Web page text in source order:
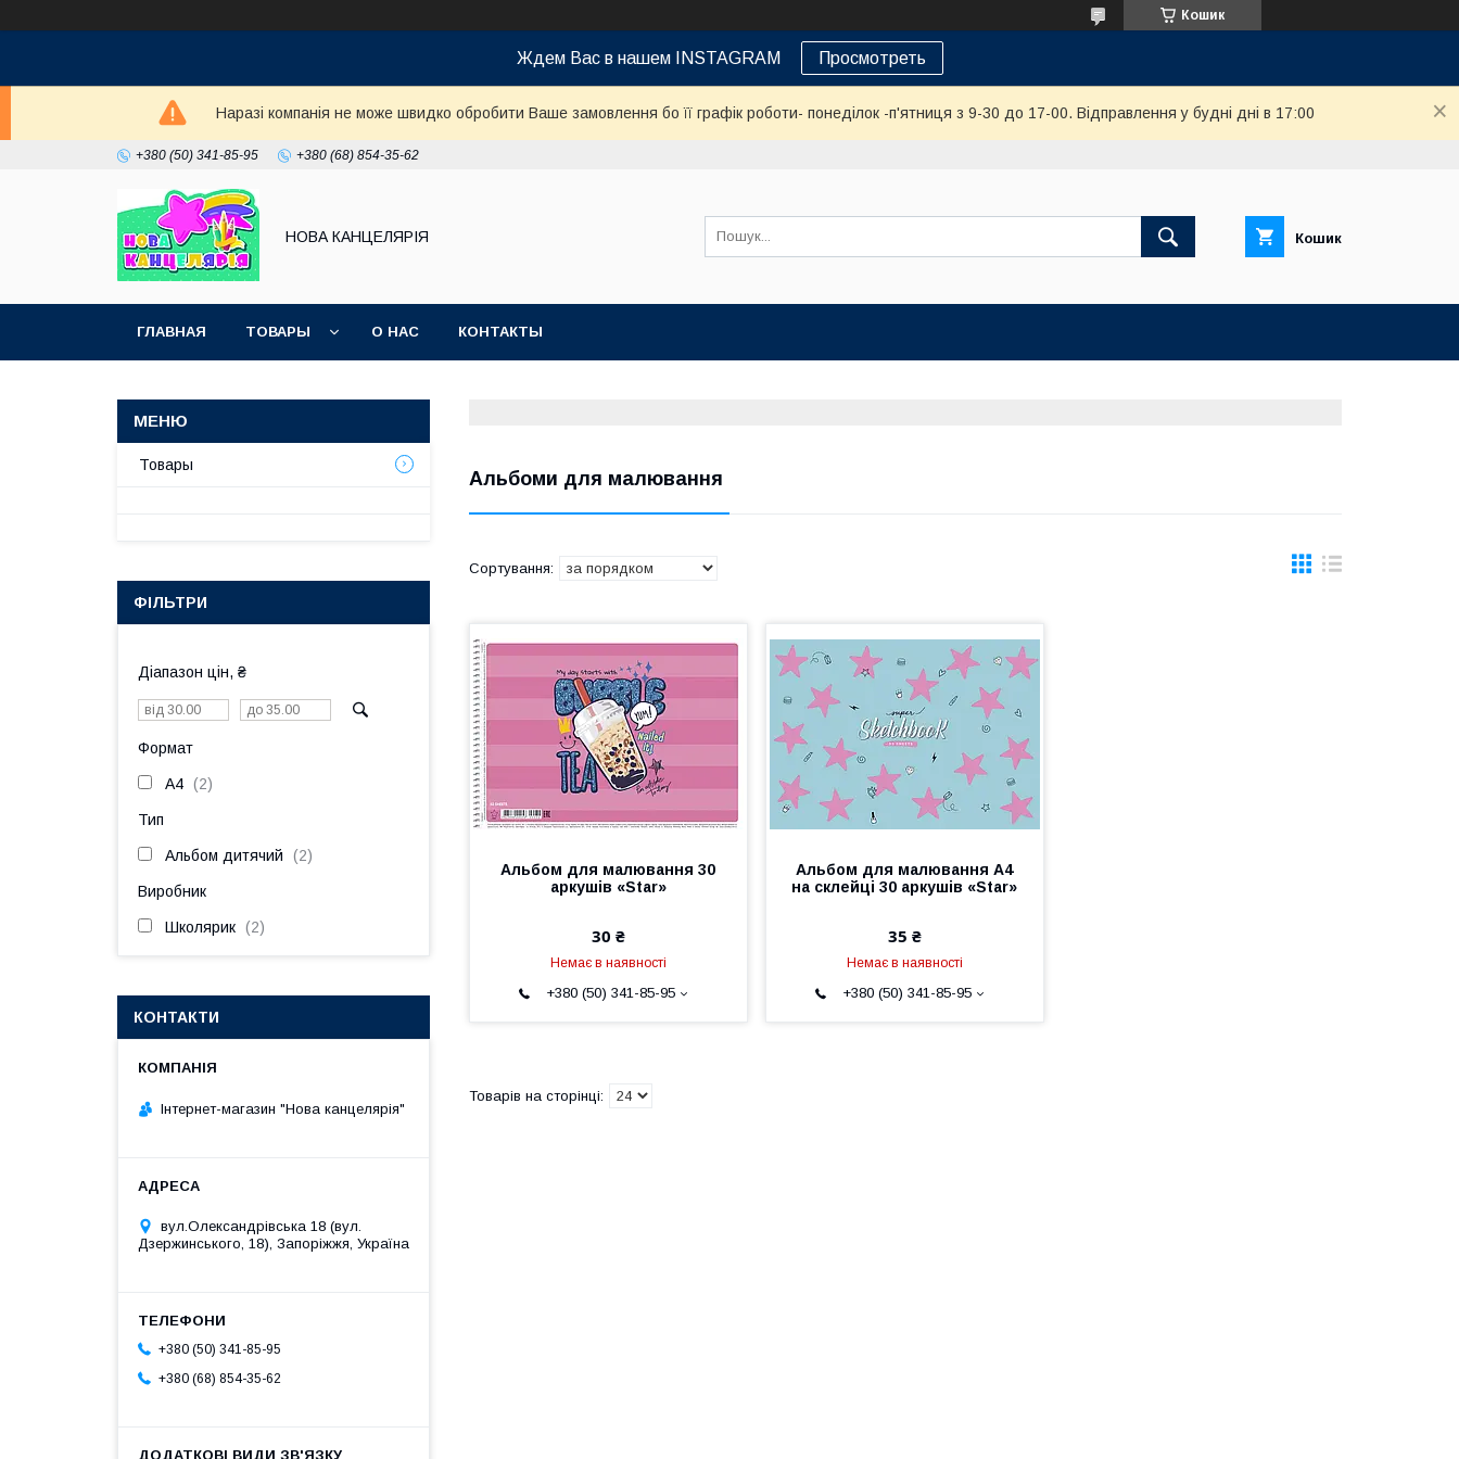
Кошик
Ждем Вас в нашем INSTAGRAM Просмотреть
Наразі компанія не може швидко обробити Ваше замовлення бо її графік роботи- понеділок -п'ятниця з 9-30 до 17-00. Відправлення у будні дні в 17:00
+380 (50) 341-85-95 +380 (68) 854-35-62
НОВА КАНЦЕЛЯРІЯ Кошик
ГЛАВНАЯ ТОВАРЫ О НАС КОНТАКТЫ
Альбоми для малювання
Альбом для малювання 30
аркушiв «Star»
30 ₴
Немає в наявності
+380 (50) 341-85-95
Альбом для малювання А4
на склейці 30 аркушiв «Star»
35 ₴
Немає в наявності
+380 (50) 341-85-95
Товары
ФІЛЬТРИ
Діапазон цін, ₴
Формат
A4 2
Тип
Альбом дитячий 2
Виробник
Школярик 2
КОНТАКТИ
Інтернет-магазин "Нова канцелярія"
вул.Олександрівська 18 (вул.
Дзержинського, 18), Запоріжжя, Україна
+380 (50) 341-85-95
+380 (68) 854-35-62